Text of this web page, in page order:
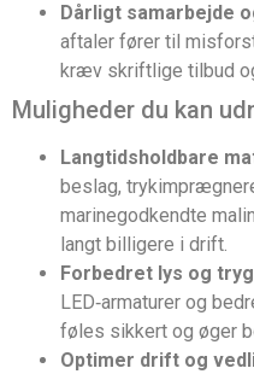
Dårligt samarbejde
aftaler fører til
kræv skriftlige tilbud
Muligheder du kan
Langtidsholdbare
beslag,
marinegodkendte
langt billigere i drift.
Forbedret lys og
LED‑armaturer og
føles sikkert og øger
Optimer drift og